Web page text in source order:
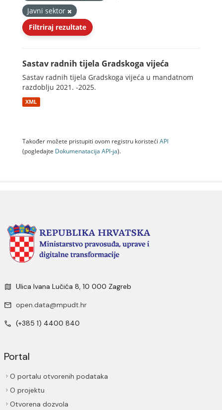
Javni sektor
Filtriraj rezultate
Sastav radnih tijela Gradskoga vijeća
Sastav radnih tijela Gradskoga vijeća u mandatnom
razdoblju 2021. -2025.
XML
Također možete pristupiti ovom registru koristeći API
(pogledajte Dokumenаtаcijа API-jа).